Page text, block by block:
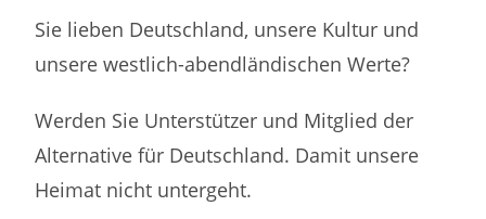
Sie lieben Deutschland, unsere Kultur und
unsere westlich-abendländischen Werte?
Werden Sie Unterstützer und Mitglied der
Alternative für Deutschland. Damit unsere
Heimat nicht untergeht.